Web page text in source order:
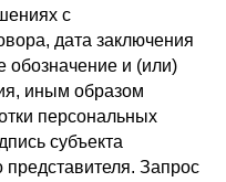
с
дата заключения
обозначение и (или)
иным образом
персональных
субъекта
Запрос